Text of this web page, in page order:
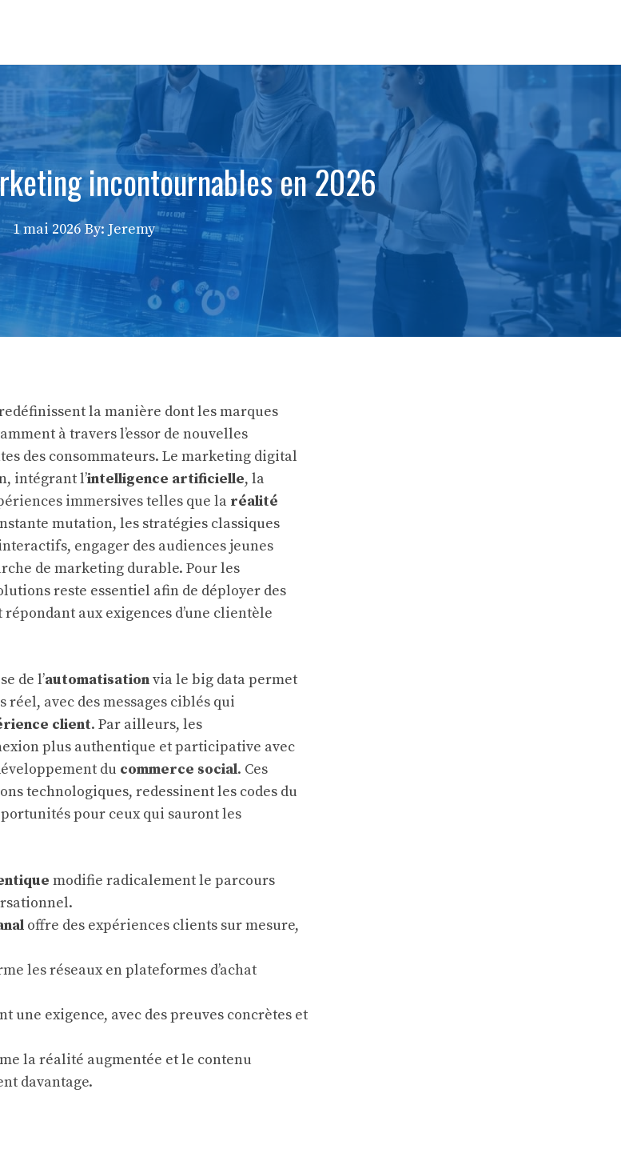
incontournables en 2026
1 mai 2026 By: Jeremy
la manière dont les marques
à travers l’essor de nouvelles
des consommateurs. Le marketing digital
intégrant l’intelligence artificielle, la
immersives telles que la réalité
mutation, les stratégies classiques
engager des audiences jeunes
de marketing durable. Pour les
reste essentiel afin de déployer des
aux exigences d’une clientèle
de l’automatisationvia le big data permet
avec des messages ciblés qui
client. Par ailleurs, les
plus authentique et participative avec
du commerce social. Ces
technologiques, redessinent les codes du
pour ceux qui sauront les
modifie radicalement le parcours
offre des expériences clients sur mesure,
les réseaux en plateformes d’achat
une exigence, avec des preuves concrètes et
la réalité augmentée et le contenu
davantage.